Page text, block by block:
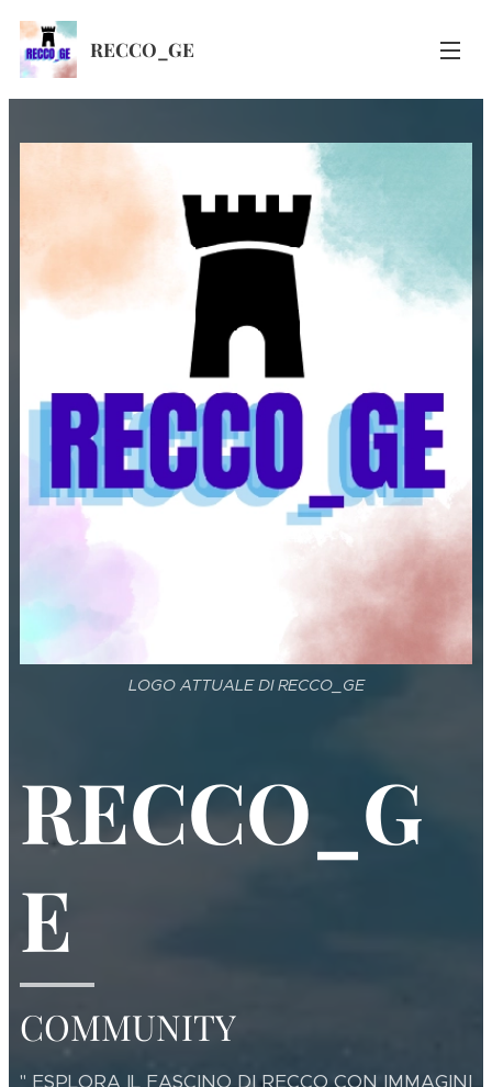
RECCO_GE
LOGO ATTUALE DI RECCO_GE
RECCO_G
E
COMMUNITY
" ESPLORA IL FASCINO DI RECCO CON IMMAGINI